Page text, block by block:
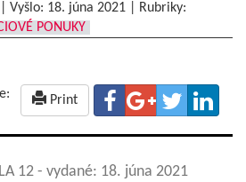
Vyšlo: 18. júna 2021
Rubriky:
PONUKY
Print
12 - vydané: 18. júna 2021